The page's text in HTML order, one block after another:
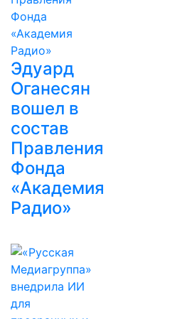
Эдуард
Оганесян
вошел в
состав
Правления
Фонда
«Академия
Радио»